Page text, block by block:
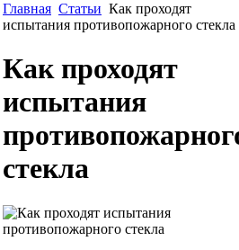
Главная Статьи Как проходят
испытания противопожарного стекла
Как проходят
испытания
стекла